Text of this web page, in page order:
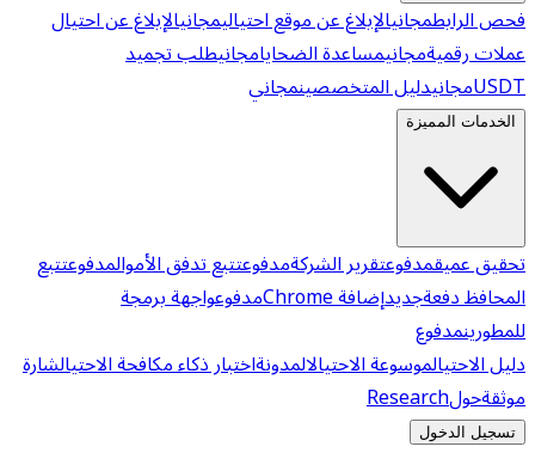
فحص الرابطمجانيالإبلاغ عن موقع احتياليمجانيالإبلاغ عن احتيال
عملات رقميةمجانيمساعدة الضحايامجانيطلب تجميد
USDTمجانيدليل المتخصصينمجاني
الخدمات المميزة
تحقيق عميقمدفوعتقرير الشركةمدفوعتتبع تدفق الأموالمدفوعتتبع
المحافظ دفعةجديدإضافة Chrome مدفوعواجهة برمجة
للمطورينمدفوع
دليل الاحتيالموسوعة الاحتيالالمدونةاختبار ذكاء مكافحة الاحتيالشارة
موثقةحولResearch
تسجيل الدخول